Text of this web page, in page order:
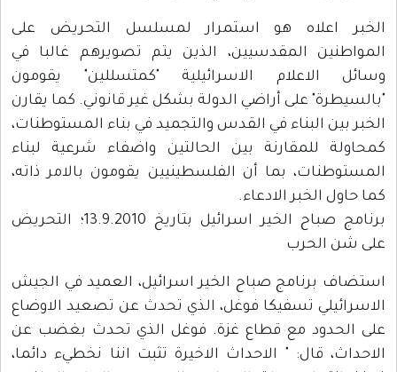
الخبر اعلاه هو استمرار لمسلسل التحريض على
المواطنين المقدسيين، الذين يتم تصويرهم غالبا في
وسائل الاعلام الاسرائيلية "كمتسللين" يقومون
"بالسيطرة" على أراضي الدولة بشكل غير قانوني. كما يقارن
الخبر بين البناء في القدس والتجميد في بناء المستوطنات،
كمحاولة للمقارنة بين الحالتين واضفاء شرعية لبناء
المستوطنات، بما أن الفلسطينيين يقومون بالامر ذاته،
كما حاول الخبر الادعاء.
برنامج صباح الخير اسرائيل بتاريخ 13.9.2010؛ التحريض
على شن الحرب
استضاف برنامج صباح الخير اسرائيل، العميد في الجيش
الاسرائيلي تسفيكا فوغل، الذي تحدث عن تصعيد الاوضاع
على الحدود مع قطاع غزة. فوغل الذي تحدث بغضب عن
الاحداث، قال: " الاحداث الاخيرة تثبت اننا نخطيء دائما،